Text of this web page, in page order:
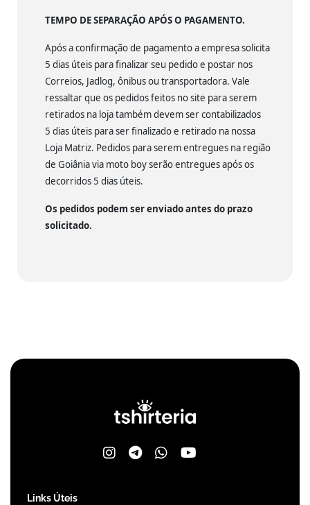
TEMPO DE SEPARAÇÃO APÓS O PAGAMENTO.
Após a confirmação de pagamento a empresa solicita
5 dias úteis para finalizar seu pedido e postar nos
Correios, Jadlog, ônibus ou transportadora. Vale
ressaltar que os pedidos feitos no site para serem
retirados na loja também devem ser contabilizados
5 dias úteis para ser finalizado e retirado na nossa
Loja Matriz. Pedidos para serem entregues na região
de Goiânia via moto boy serão entregues após os
decorridos 5 dias úteis.
Os pedidos podem ser enviado antes do prazo
solicitado.
Links Úteis